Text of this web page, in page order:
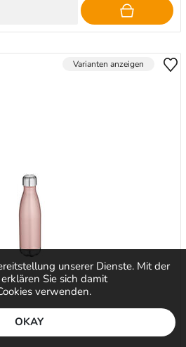
unserer Dienste. Mit der
Sie sich damit
verwenden.
OKAY
Varianten anzeigen